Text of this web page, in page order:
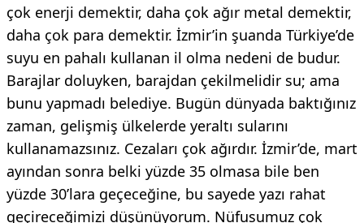
çok enerji demektir, daha çok ağır metal demektir,
daha çok para demektir. İzmir’in şuanda Türkiye’de
suyu en pahalı kullanan il olma nedeni de budur.
Barajlar doluyken, barajdan çekilmelidir su; ama
bunu yapmadı belediye. Bugün dünyada baktığınız
zaman, gelişmiş ülkelerde yeraltı sularını
kullanamazsınız. Cezaları çok ağırdır. İzmir’de, mart
ayından sonra belki yüzde 35 olmasa bile ben
yüzde 30’lara geçeceğine, bu sayede yazı rahat
geçireceğimizi düşünüyorum. Nüfusumuz çok